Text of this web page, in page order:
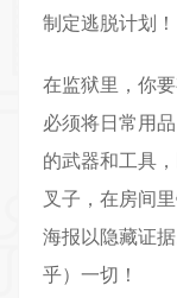
制定逃脱计划！
在监狱里，你
必须将日常用
的武器和工具
叉子，在房间
海报以隐藏证
乎）一切！